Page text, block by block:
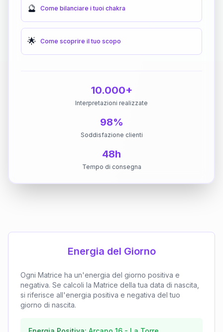
🔮 Come bilanciare i tuoi chakra
🌟 Come scoprire il tuo scopo
10.000+
Interpretazioni realizzate
98%
Soddisfazione clienti
48h
Tempo di consegna
Energia del Giorno
Ogni Matrice ha un'energia del giorno positiva e
negativa. Se calcoli la Matrice della tua data di nascita,
si riferisce all'energia positiva e negativa del tuo
giorno di nascita.